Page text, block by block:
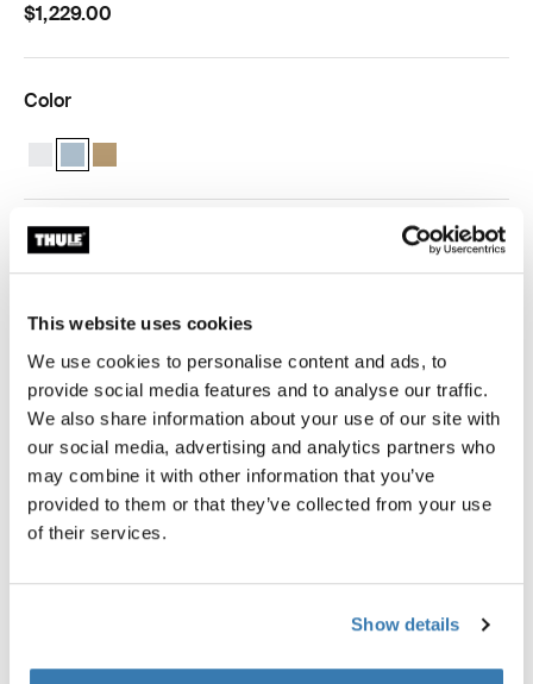
This website uses cookies
We use cookies to personalise content and ads, to
provide social media features and to analyse our traffic.
We also share information about your use of our site with
our social media, advertising and analytics partners who
may combine it with other information that you’ve
provided to them or that they’ve collected from your use
of their services.
Show details
$1,229.00
Color
Thule packing cube set Blanco
Thule packing cube set Gris estanque (selected)
Thule packing cube set Beige suave
Garantía Thule
Encontrar en tienda
El set de bolsas de empaque Thule incluye una bolsa
mediana y una pequeña, diseñadas para ajustarse
eficientemente dentro de la mayoría del equipaje de
los artículos de viaje.